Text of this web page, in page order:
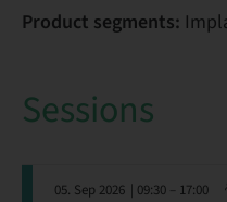
Product segments:
Sessions
05. Sep 2026 | 09:30 – 17:00